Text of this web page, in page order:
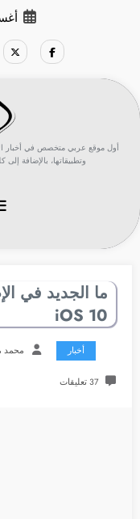
أول موقع عربي متخصص في أخبار
وتطبيقاتها، بالإضافة
ما الجديد في
iOS 10
أخبار محمد
37 تعليقات